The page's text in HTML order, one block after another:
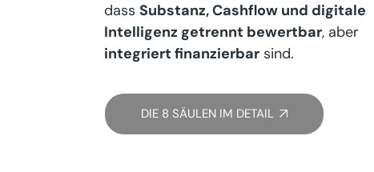
dass Substanz, Cashflow und digitale
Intelligenz getrennt bewertbar, aber
integriert finanzierbar sind.
DIE 8 SÄULEN IM DETAIL